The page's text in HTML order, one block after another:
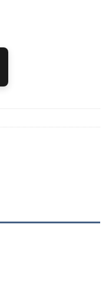
60 ml 3入 數量